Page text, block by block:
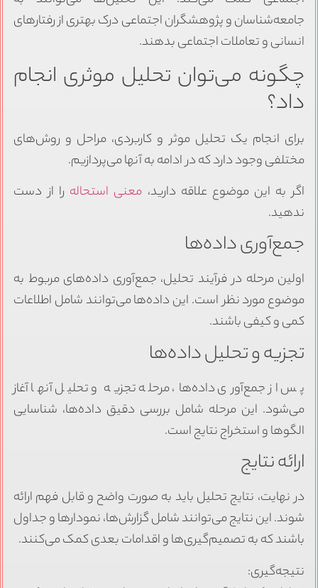
جامعه‌شناسان و پژوهشگران اجتماعی درک بهتری از رفتارهای
انسانی و تعاملات اجتماعی بدهند.
چگونه می‌توان تحلیل موثری انجام
داد؟
برای انجام یک تحلیل موثر و کاربردی، مراحل و روش‌های
مختلفی وجود دارد که در ادامه به آنها می‌پردازیم.
اگر به این موضوع علاقه دارید، معنی استحالهرا از دست
ندهید.
جمع‌آوری داده‌ها
اولین مرحله در فرآیند تحلیل، جمع‌آوری داده‌های مربوط به
موضوع مورد نظر است. این داده‌ها می‌توانند شامل اطلاعات
کمی و کیفی باشند.
تجزیه و تحلیل داده‌ها
پس از جمع‌آوری داده‌ها، مرحله تجزیه و تحلیل آنها آغاز
می‌شود. این مرحله شامل بررسی دقیق داده‌ها، شناسایی
الگوها و استخراج نتایج است.
ارائه نتایج
در نهایت، نتایج تحلیل باید به صورت واضح و قابل فهم ارائه
شوند. این نتایج می‌توانند شامل گزارش‌ها، نمودارها و جداول
باشند که به تصمیم‌گیری‌ها و اقدامات بعدی کمک می‌کنند.
نتیجه‌گیری: